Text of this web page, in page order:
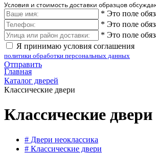
Условия и стоимость доставки образцов
* Это поле
* Это поле
* Это поле
Я принимаю условия соглашения
политики обработки персональных данных
Отправить
Главная
Каталог дверей
Классические двери
Классические двери
# Двери неоклассика
# Классические двери